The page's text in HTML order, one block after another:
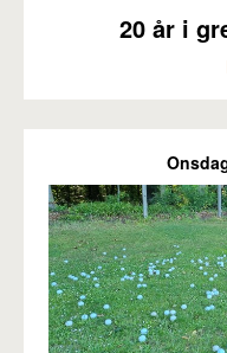
20 år i